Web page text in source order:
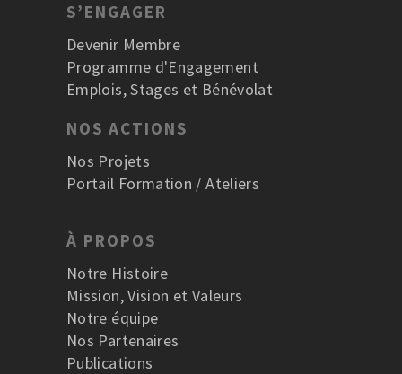
S’ENGAGER
Devenir Membre
Programme d'Engagement
Emplois, Stages et Bénévolat
NOS ACTIONS
Nos Projets
Portail Formation / Ateliers
À PROPOS
Notre Histoire
Mission, Vision et Valeurs
Notre équipe
Nos Partenaires
Publications